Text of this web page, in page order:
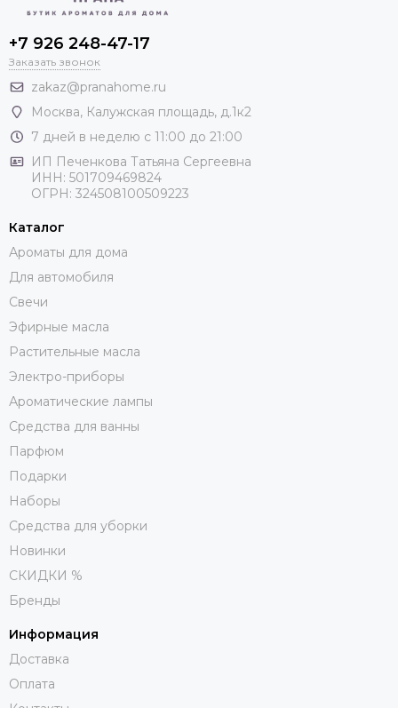
+7 926 248-47-17
Заказать звонок
zakaz@pranahome.ru
Москва, Калужская площадь, д.1к2
7 дней в неделю с 11:00 до 21:00
ИП Печенкова Татьяна Сергеевна
ИНН: 501709469824
ОГРН: 324508100509223
Каталог
Ароматы для дома
Для автомобиля
Свечи
Эфирные масла
Растительные масла
Электро-приборы
Ароматические лампы
Средства для ванны
Парфюм
Подарки
Наборы
Средства для уборки
Новинки
СКИДКИ %
Бренды
Информация
Доставка
Оплата